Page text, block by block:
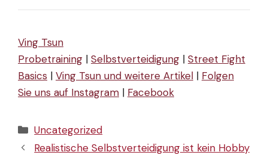
Ving Tsun
Probetraining | Selbstverteidigung | Street Fight
Basics | Ving Tsun und weitere Artikel | Folgen
Sie uns auf Instagram | Facebook
Kategorien
Uncategorized
Realistische Selbstverteidigung ist kein Hobby